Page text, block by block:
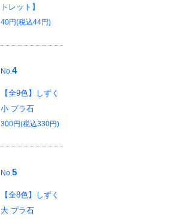
トレット】
40円(税込44円)
No.4
【全9色】しずく
小 プラ石
300円(税込330円)
No. 5
【全8色】しずく
大 プラ石